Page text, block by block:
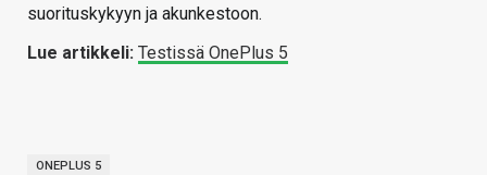
suorituskykyyn ja akunkestoon.
Lue artikkeli: Testissä OnePlus 5
ONEPLUS 5